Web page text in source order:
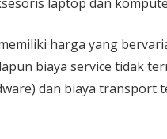
harga yang
biaya service tidak
dan biaya transport